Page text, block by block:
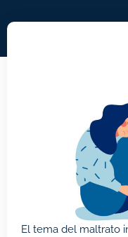
El tema del maltrato